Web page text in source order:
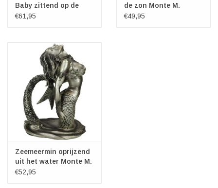
Baby zittend op de
Rots - Klok
€61,95
de zon Monte M.
Moore
€49,95
Zeemeermin oprijzend
uit het water Monte M.
Moore
€52,95